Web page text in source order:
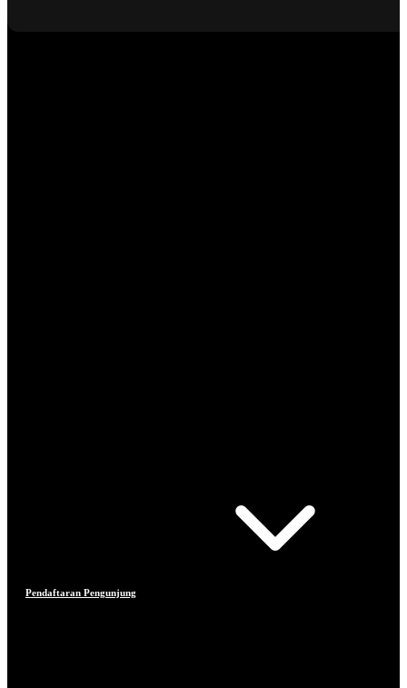
Pendaftaran Pengunjung